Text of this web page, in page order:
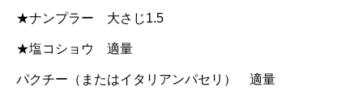
★ナンプラー 大さじ1.5
★塩コショウ 適量
パクチー（またはイタリアンパセリ） 適量